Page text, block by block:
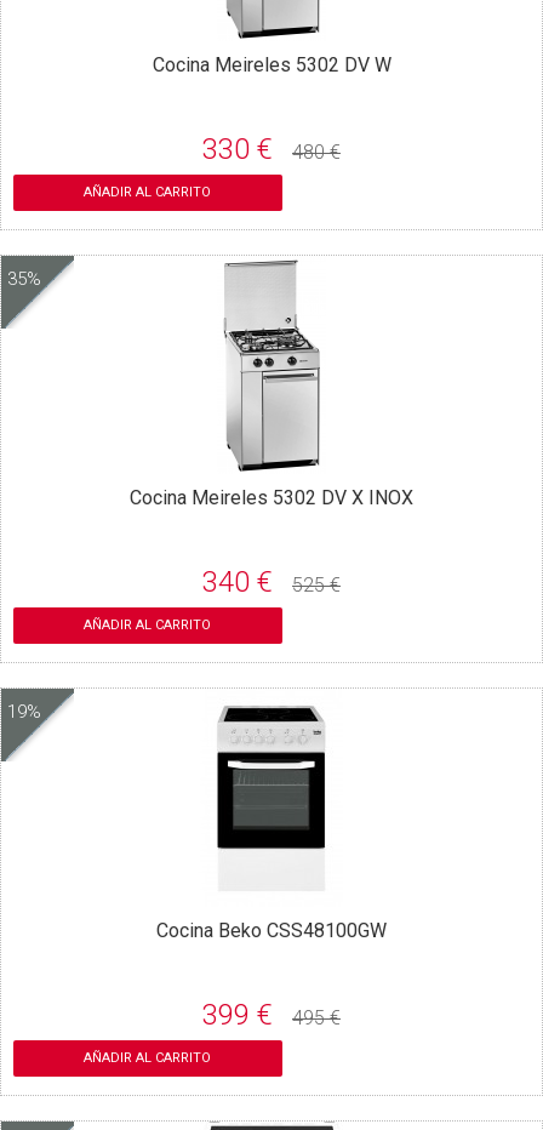
Cocina Meireles 5302 DV W
330 € 480 €
AÑADIR AL CARRITO
35%
Cocina Meireles 5302 DV X INOX
340 € 525 €
AÑADIR AL CARRITO
19%
Cocina Beko CSS48100GW
399 € 495 €
AÑADIR AL CARRITO